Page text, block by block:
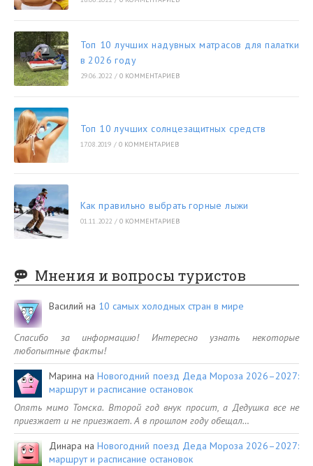
Топ 10 лучших надувных матрасов для палатки
в 2026 году
29.06.2022 / 0 КОММЕНТАРИЕВ
Топ 10 лучших солнцезащитных средств
17.08.2019 / 0 КОММЕНТАРИЕВ
Как правильно выбрать горные лыжи
01.11.2022 / 0 КОММЕНТАРИЕВ
Мнения и вопросы туристов
Василий на 10 самых холодных стран в мире
Спасибо за информацию! Интересно узнать некоторые
любопытные факты!
Марина наНовогодний поезд Деда Мороза 2026–2027:
маршрут и расписание остановок
Опять мимо Томска. Второй год внук просит, а Дедушка все не
приезжает и не приезжает. А в прошлом году обещал…
Динара наНовогодний поезд Деда Мороза 2026–2027:
маршрут и расписание остановок